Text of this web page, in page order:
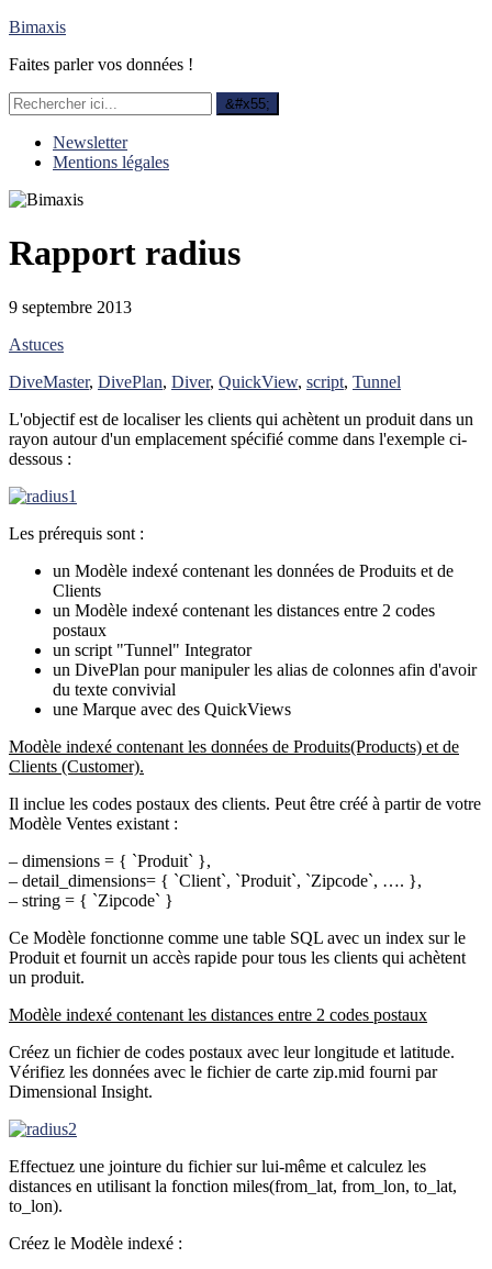
Bimaxis
Faites parler vos données !
Newsletter
Mentions légales
Rapport radius
9 septembre 2013
Astuces
DiveMaster, DivePlan, Diver, QuickView, script, Tunnel
L'objectif est de localiser les clients qui achètent un produit dans un
rayon autour d'un emplacement spécifié comme dans l'exemple ci-
dessous :
Les prérequis sont :
un Modèle indexé contenant les données de Produits et de
Clients
un Modèle indexé contenant les distances entre 2 codes
postaux
un script "Tunnel" Integrator
un DivePlan pour manipuler les alias de colonnes afin d'avoir
du texte convivial
une Marque avec des QuickViews
Modèle indexé contenant les données de Produits(Products) et de
Clients (Customer).
Il inclue les codes postaux des clients. Peut être créé à partir de votre
Modèle Ventes existant :
– dimensions = { `Produit` },
– detail_dimensions= { `Client`, `Produit`, `Zipcode`, …. },
– string = { `Zipcode` }
Ce Modèle fonctionne comme une table SQL avec un index sur le
Produit et fournit un accès rapide pour tous les clients qui achètent
un produit.
Modèle indexé contenant les distances entre 2 codes postaux
Créez un fichier de codes postaux avec leur longitude et latitude.
Vérifiez les données avec le fichier de carte zip.mid fourni par
Dimensional Insight.
Effectuez une jointure du fichier sur lui-même et calculez les
distances en utilisant la fonction miles(from_lat, from_lon, to_lat,
to_lon).
Créez le Modèle indexé :